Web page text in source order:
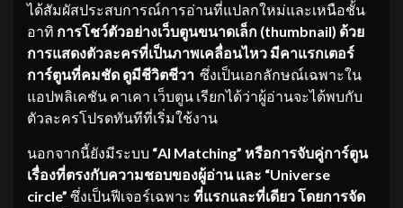
ได้สัมผัสประสบการณ์การอ่านที่แปลกใหม่และเหนือชั้น
อาทิ การโชว์ตัวอย่างเว็บตูนขนาดเล็ก (thumbnail) ด้วย
การแสดงตัวละครที่เป็นภาพเคลื่อนไหว มีคาแรกเตอร์
การ์ตูนที่คมชัด ดูมีชีวิตชีวา ซึ่งเป็นเอกลักษณ์เฉพาะใน
แอปพลิเคชัน คาเคา เว็บตูน เรียกได้ว่าผู้อ่านจะได้พบกับ
ตัวละครโปรดทันทีที่เริ่มใช้งาน
นอกจากนี้ยังมีระบบ “AI Matching” หรือการจับคู่การ์ตูน
เรื่องที่ตรงกับความชอบของผู้อ่าน และ “Universe
circle” ซึ่งเป็นฟีเจอร์เฉพาะ ที่แรกและที่เดียว โดยการจัด